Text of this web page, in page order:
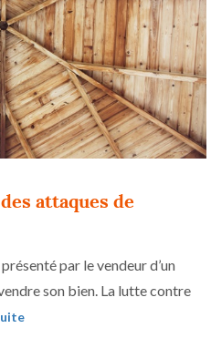
attaques de
par le vendeur d’un
son bien. La lutte contre